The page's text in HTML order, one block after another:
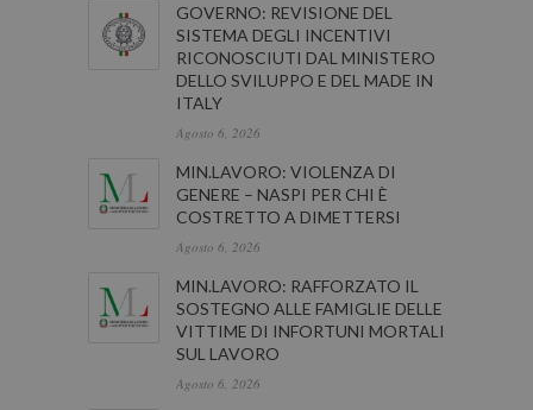
GOVERNO: REVISIONE DEL
SISTEMA DEGLI INCENTIVI
RICONOSCIUTI DAL MINISTERO
DELLO SVILUPPO E DEL MADE IN
ITALY
Agosto 6, 2026
MIN.LAVORO: VIOLENZA DI
GENERE – NASPI PER CHI È
COSTRETTO A DIMETTERSI
Agosto 6, 2026
MIN.LAVORO: RAFFORZATO IL
SOSTEGNO ALLE FAMIGLIE DELLE
VITTIME DI INFORTUNI MORTALI
SUL LAVORO
Agosto 6, 2026